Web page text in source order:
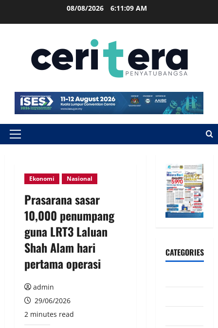
08/08/2026 6:11:10 AM
Ekonomi Nasional
Prasarana sasar
10,000 penumpang
guna LRT3 Laluan
Shah Alam hari
pertama operasi
admin
29/06/2026
2 minutes read
CATEGORIES